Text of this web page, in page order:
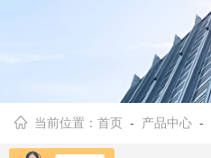
当前位置：首页 - 产品中心 -